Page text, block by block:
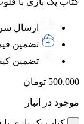
ارسال
تضمین
تضمین
500.000 تومان
موجود در انبار